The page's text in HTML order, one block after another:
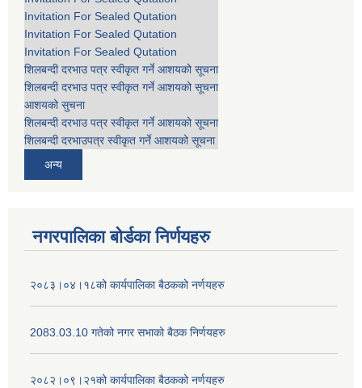
Invitation For Sealed Qutation
Invitation For Sealed Qutation
Invitation For Sealed Qutation
शिलबन्दी दरभाउ पत्र स्वीकृत गर्ने आशयको सूचना
शिलबन्दी दरभाउ पत्र स्वीकृत गर्ने आशयको सूचना
आशयको सुचना
शिलबन्दी दरभाउ पत्र स्वीकृत गर्ने आशयको सूचना
शिलबन्दी दरभाउपत्र स्वीकृत गर्ने आशयको सूचना
अन्य
नगरपालिका बोर्डका निर्णयहरु
२०८३।०४।१८को कार्यपालिका बैठकको नर्णयहरु
2083.03.10 गतेको नगर सभाको बैठक निर्णयहरु
२०८२।०९।२१को कार्यपालिका बैठकको नर्णयहरु